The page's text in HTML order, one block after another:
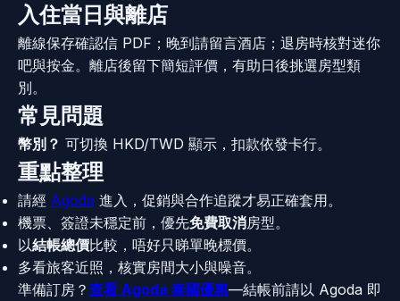
入住當日與離店
離線保存確認信 PDF；晚到請留言酒店；退房時核對迷你
吧與按金。離店後留下簡短評價，有助日後挑選房型類
別。
常見問題
幣別？ 可切換 HKD/TWD 顯示，扣款依發卡行。
重點整理
請經 Agoda 進入，促銷與合作追蹤才易正確套用。
機票、簽證未穩定前，優先免費取消房型。
以結帳總價比較，唔好只睇單晚標價。
多看旅客近照，核實房間大小與噪音。
準備訂房？ 查看 Agoda 泰國優惠—結帳前請以 Agoda 即